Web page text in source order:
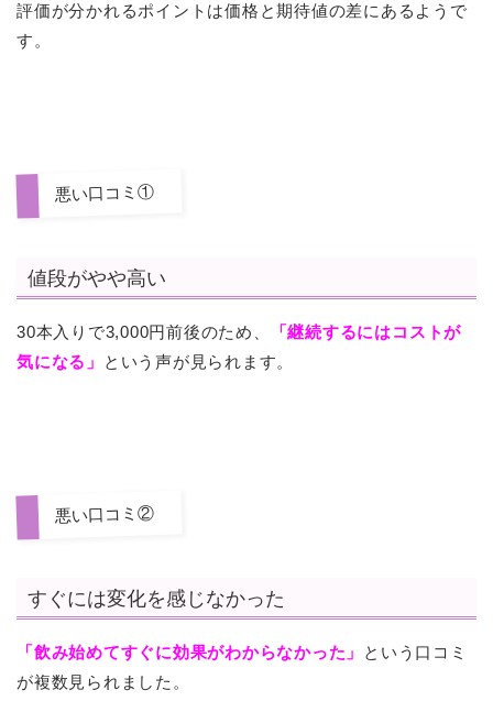
評価が分かれるポイントは価格と期待値の差にあるようで
す。
悪い口コミ①
値段がやや高い
30本入りで3,000円前後のため、
「継続するにはコストが
気になる」
という声が見られます。
悪い口コミ②
すぐには変化を感じなかった
「飲み始めてすぐに効果がわからなかった」
という口コミ
が複数見られました。